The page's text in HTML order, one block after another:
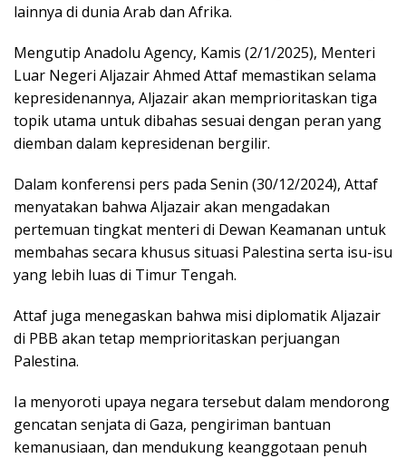
lainnya di dunia Arab dan Afrika.
Mengutip Anadolu Agency, Kamis (2/1/2025), Menteri
Luar Negeri Aljazair Ahmed Attaf memastikan selama
kepresidenannya, Aljazair akan memprioritaskan tiga
topik utama untuk dibahas sesuai dengan peran yang
diemban dalam kepresidenan bergilir.
Dalam konferensi pers pada Senin (30/12/2024), Attaf
menyatakan bahwa Aljazair akan mengadakan
pertemuan tingkat menteri di Dewan Keamanan untuk
membahas secara khusus situasi Palestina serta isu-isu
yang lebih luas di Timur Tengah.
Attaf juga menegaskan bahwa misi diplomatik Aljazair
di PBB akan tetap memprioritaskan perjuangan
Palestina.
Ia menyoroti upaya negara tersebut dalam mendorong
gencatan senjata di Gaza, pengiriman bantuan
kemanusiaan, dan mendukung keanggotaan penuh